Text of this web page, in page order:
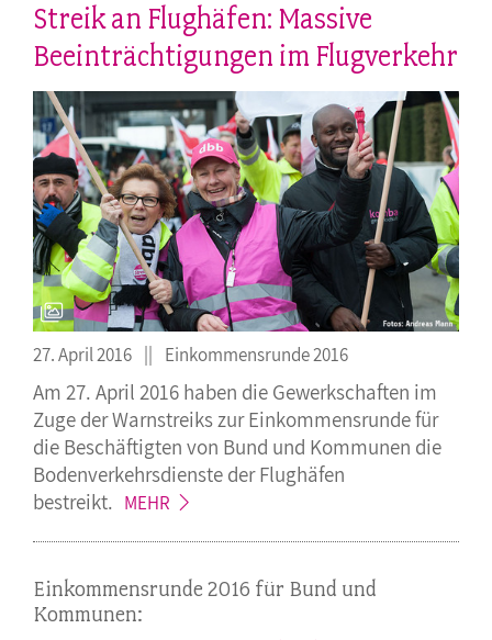
Streik an Flughäfen: Massive
Beeinträchtigungen im Flugverkehr
27. April 2016 Einkommensrunde 2016
Am 27. April 2016 haben die Gewerkschaften im
Zuge der Warnstreiks zur Einkommensrunde für
die Beschäftigten von Bund und Kommunen die
Bodenverkehrsdienste der Flughäfen
bestreikt. MEHR
Einkommensrunde 2016 für Bund und
Kommunen: